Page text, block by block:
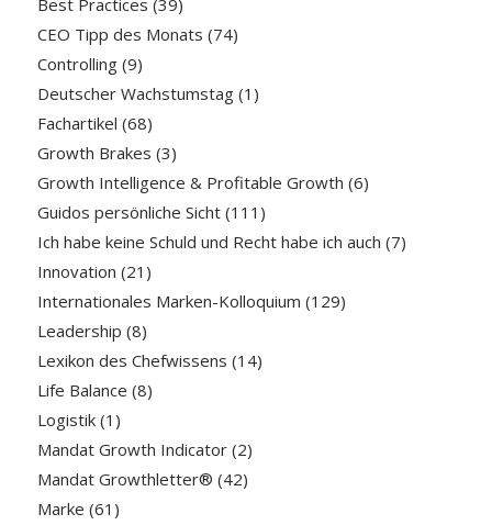
CEO Tipp des Monats (74)
Controlling(9)
Deutscher Wachstumstag(1)
Fachartikel (68)
Growth Brakes (3)
Growth Intelligence & Profitable Growth (6)
Guidos persönliche Sicht(111)
Ich habe keine Schuld und Recht habe ich auch (7)
Innovation (21)
Internationales Marken-Kolloquium (129)
Leadership (8)
Lexikon des Chefwissens (14)
Life Balance (8)
Logistik(1)
Mandat Growth Indicator(2)
Mandat Growthletter® (42)
Marke (61)